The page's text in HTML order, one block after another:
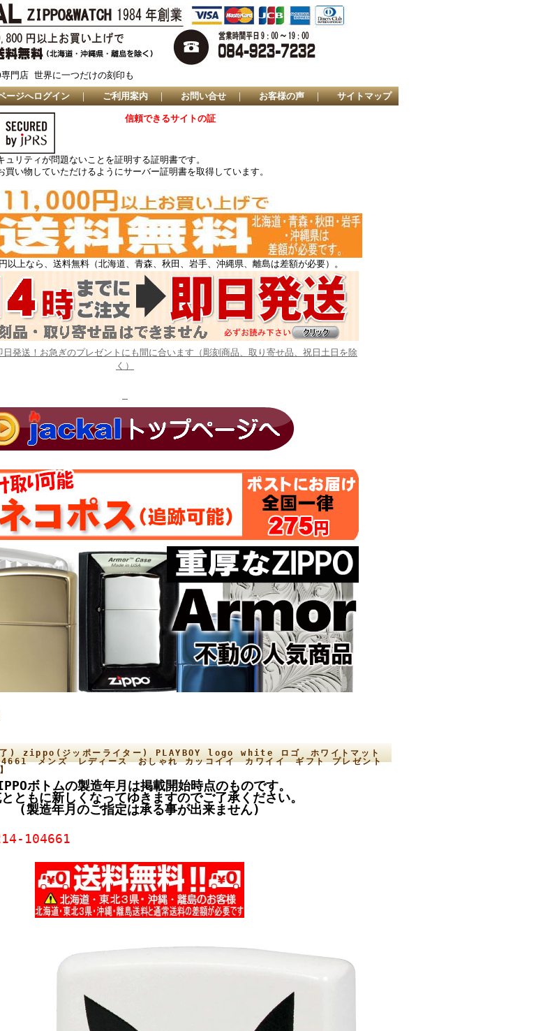
門店 世界に一つだけの刻印も
ージへログイン ｜ ご利用案内 ｜ お問い合せ ｜ お客様の声 ｜ サイトマップ
信頼できるサイトの証
リティが問題ないことを証明する証明書です。
買い物していただけるようにサーバー証明書を取得しています。
以上なら、送料無料（北海道、青森、秋田、岩手、沖縄県、離島は差額が必要）。
発送！お急ぎのプレゼントにも間に合います（彫刻商品、取り寄せ品、祝日土日を除
く）
了) zippo(ジッポーライター) PLAYBOY logo white ロゴ ホワイトマット
メンズ レディース おしゃれ カッコイイ カワイイ ギフト プレゼント
ボトムの製造年月は掲載開始時点のものです。
ともに新しくなってゆきますのでご了承ください。
(製造年月のご指定は承る事が出来ません)
104661